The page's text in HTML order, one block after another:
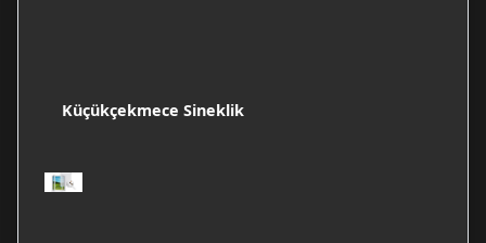
Küçükçekmece Sineklik